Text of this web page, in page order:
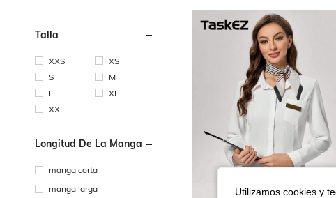
Talla
XXS
XS
S
M
L
XL
XXL
Longitud De La Manga
manga corta
manga larga
Utilizamos cookies y